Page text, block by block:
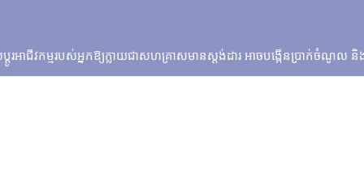
ប្តូរអាជីវកម្មរបស់អ្នកឱ្យក្លាយជាសហគ្រាសមានស្តង់ដារ អាចបង្កើនប្រាក់ចំណូល